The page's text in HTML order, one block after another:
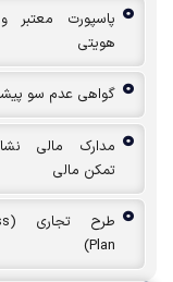
پاسپورت معتبر و مدارک
گواهی عدم سو پیشینه
مدارک مالی نشان‌دهنده
تمکن مالی
طرح تجاری (Business